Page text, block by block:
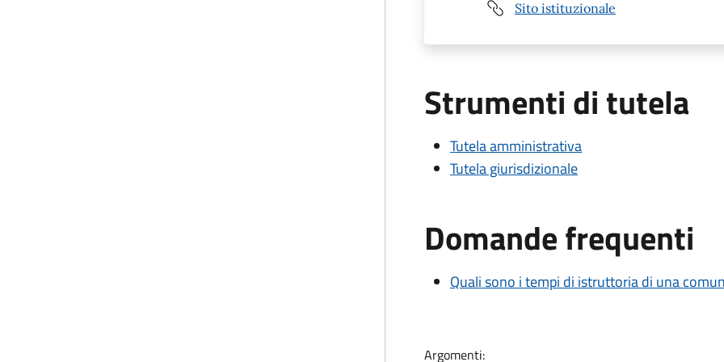
Sito istituzionale
Strumenti di tutela
Tutela amministrativa
Tutela giurisdizionale
Domande frequenti
Quali sono i tempi di istruttoria di una
Argomenti: